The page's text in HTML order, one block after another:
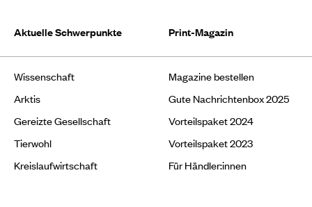
Aktuelle Schwerpunkte
Wissenschaft
Arktis
Gereizte Gesellschaft
Tierwohl
Kreislaufwirtschaft
Print-Magazin
Magazine bestellen
Gute Nachrichtenbox 2025
Vorteilspaket 2024
Vorteilspaket 2023
Für Händler:innen